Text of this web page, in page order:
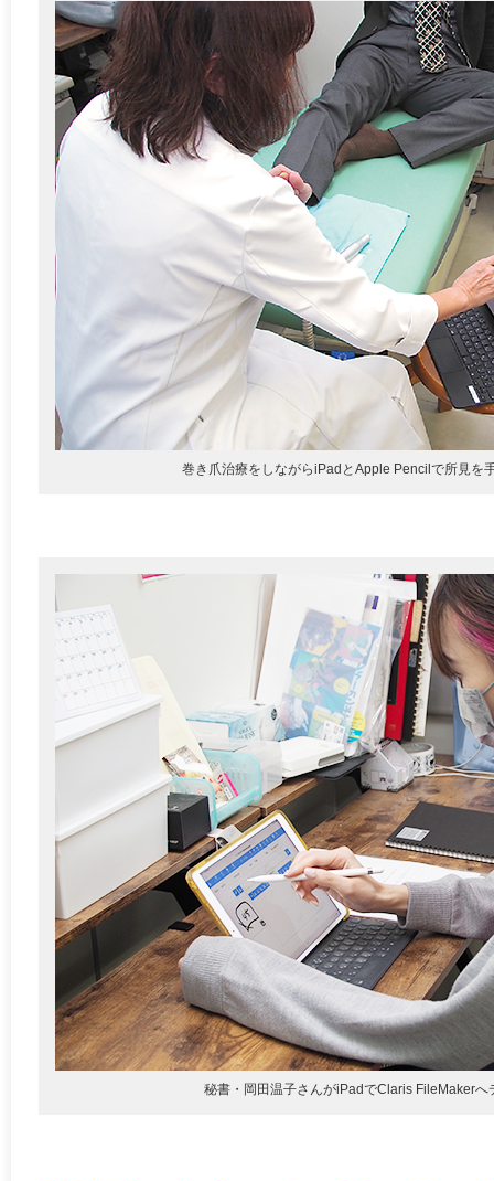
巻き爪治療をしながらiPadとApple Pencilで所見を
秘書・岡田温子さんがiPadでClaris FileMakerへ